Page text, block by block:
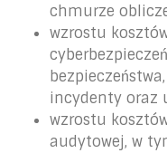
chmurze
wzrostu
incydenty oraz
wzrostu
audytowej, w